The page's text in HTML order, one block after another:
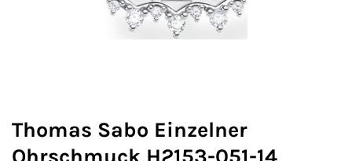
Thomas Sabo Einzelner